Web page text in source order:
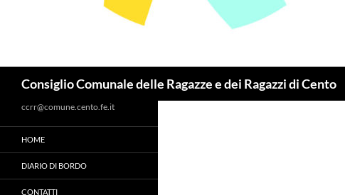
Consiglio Comunale delle Ragazze e dei Ragazzi di Cento
ccrr@comune.cento.fe.it
HOME
DIARIO DI BORDO
CONTATTI